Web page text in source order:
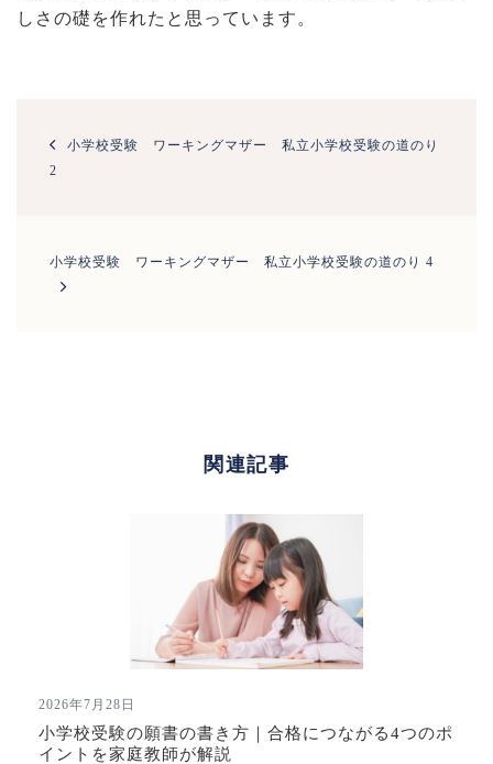
しさの礎を作れたと思っています。
小学校受験 ワーキングマザー 私立小学校受験の道のり
2
小学校受験 ワーキングマザー 私立小学校受験の道のり 4
関連記事
2026年7月28日
小学校受験の願書の書き方｜合格につながる4つのポ
イントを家庭教師が解説